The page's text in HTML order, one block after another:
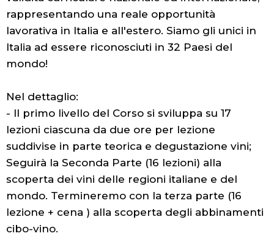
rappresentando una reale opportunità
lavorativa in Italia e all'estero. Siamo gli unici in
Italia ad essere riconosciuti in 32 Paesi del
mondo!
Nel dettaglio:
- Il primo livello del Corso si sviluppa su 17
lezioni ciascuna da due ore per lezione
suddivise in parte teorica e degustazione vini;
Seguirà la Seconda Parte (16 lezioni) alla
scoperta dei vini delle regioni italiane e del
mondo. Termineremo con la terza parte (16
lezione + cena ) alla scoperta degli abbinamenti
cibo-vino.